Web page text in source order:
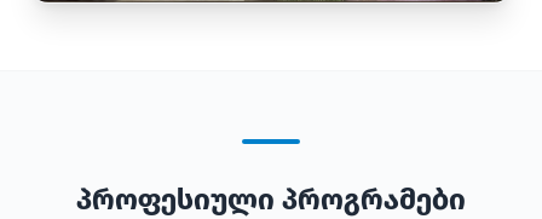
პროფესიული პროგრამები